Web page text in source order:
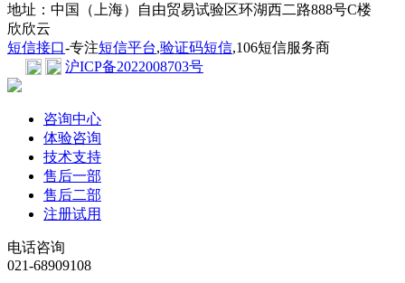
地址：中国（上海）自由贸易试验区环湖西二路888号C楼
欣欣云
短信接口-专注短信平台,验证码短信,106短信服务商
沪ICP备2022008703号
咨询中心
体验咨询
技术支持
售后一部
售后二部
注册试用
电话咨询
021-68909108